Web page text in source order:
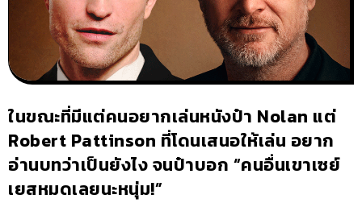
ในขณะที่มีแต่คนอยากเล่นหนังป๋า Nolan แต่
Robert Pattinson ที่โดนเสนอให้เล่น อยาก
อ่านบทว่าเป็นยังไง จนป๋าบอก “คนอื่นเขาเซย์
เยสหมดเลยนะหนุ่ม!”